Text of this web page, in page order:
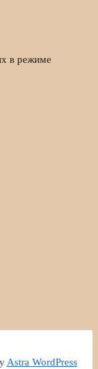
в режиме
Astra WordPress